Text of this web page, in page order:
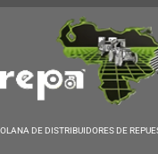
DE DISTRIBUIDORES DE